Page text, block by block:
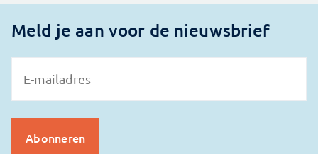
Meld je aan voor de nieuwsbrief